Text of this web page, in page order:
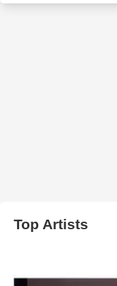
Top Artists